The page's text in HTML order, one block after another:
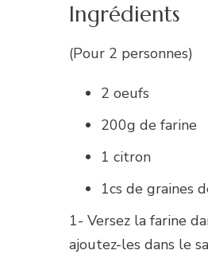
Ingrédients
(Pour 2 personnes)
2 oeufs
200g de farine
1 citron
1cs de graines
1- Versez la farine
ajoutez-les dans le